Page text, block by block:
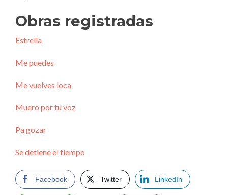
Obras registradas
Estrella
Me puedes
Me vuelves loca
Muero por tu voz
Pa gozar
Se detiene el tiempo
Facebook Twitter LinkedIn